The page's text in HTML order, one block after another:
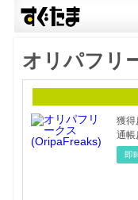
オリパフリ
獲得
通帳
即